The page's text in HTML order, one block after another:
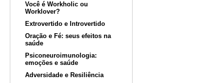
Você é Workholic ou
Worklover?
Extrovertido e Introvertido
Oração e Fé: seus efeitos na
saúde
Psiconeuroimunologia:
emoções e saúde
Adversidade e Resiliência